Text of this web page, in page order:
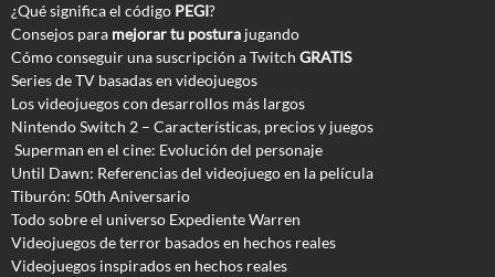
¿Qué significa el código PEGI?
Consejos para mejorar tu postura jugando
Cómo conseguir una suscripción a Twitch GRATIS
Series de TV basadas en videojuegos
Los videojuegos con desarrollos más largos
Nintendo Switch 2 – Características, precios y juegos
Superman en el cine: Evolución del personaje
Until Dawn: Referencias del videojuego en la película
Tiburón: 50th Aniversario
Todo sobre el universo Expediente Warren
Videojuegos de terror basados en hechos reales
Videojuegos inspirados en hechos reales